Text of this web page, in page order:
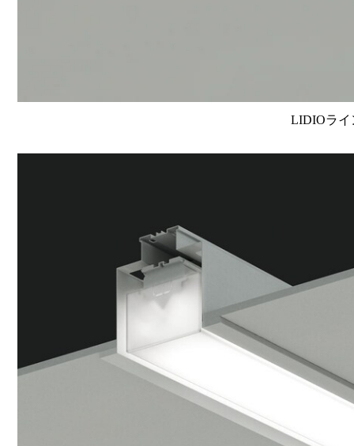
LIDIOライ